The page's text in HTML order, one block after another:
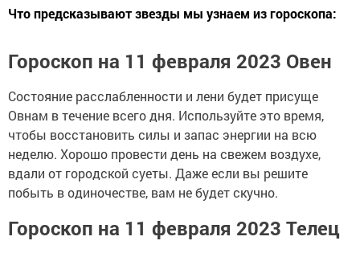
Что предсказывают звезды мы узнаем из гороскопа:
Гороскоп на 11 февраля 2023 Овен
Состояние расслабленности и лени будет присуще
Овнам в течение всего дня. Используйте это время,
чтобы восстановить силы и запас энергии на всю
неделю. Хорошо провести день на свежем воздухе,
вдали от городской суеты. Даже если вы решите
побыть в одиночестве, вам не будет скучно.
Гороскоп на 11 февраля 2023 Телец